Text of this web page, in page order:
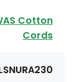
Cotton
Cords